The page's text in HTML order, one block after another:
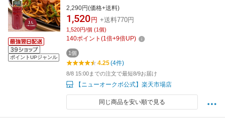
ポイントUPジャンル
くの深みを加えた本格味 かけて炒めるだけで喫
茶店風の一皿を再現できる大容量ナポリタンソ
ース
2,290円(価格+送料)
1,520 円 +送料770円
1,520円/個 (1個)
140ポイント (1倍+9倍UP)
1個
4.25(4件)
8/8 15:00までの注文で最短8/9お届け
【ニューオークボ公式】楽天市場店
同じ商品を安い順で見る